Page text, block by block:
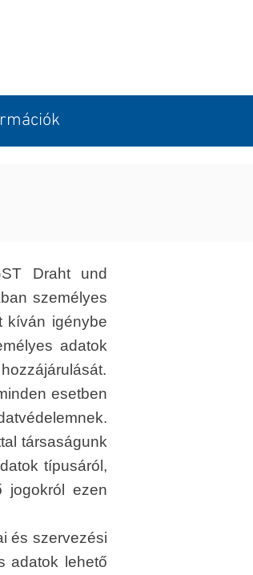
Draht und
személyes
kíván igénybe
adatok
esetben
társaságunk
típusáról,
jogokról ezen
és szervezési
adatok lehető